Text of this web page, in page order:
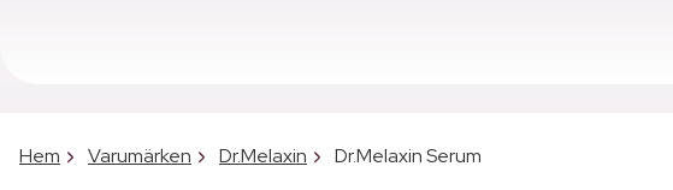
Hem Varumärken Dr.Melaxin Dr.Melaxin Serum